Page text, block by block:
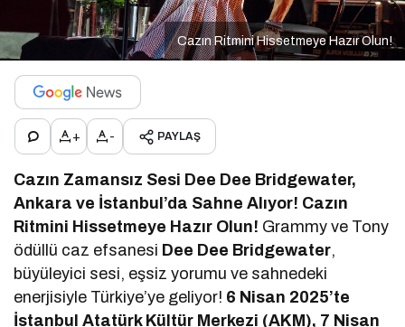
Cazın Ritmini Hissetmeye Hazır Olun!
+ - PAYLAŞ
Cazın Zamansız Sesi Dee Dee Bridgewater,
Ankara ve İstanbul’da Sahne Alıyor! Cazın
Ritmini Hissetmeye Hazır Olun! Grammy ve Tony
ödüllü caz efsanesi Dee Dee Bridgewater,
büyüleyici sesi, eşsiz yorumu ve sahnedeki
enerjisiyle Türkiye’ye geliyor! 6 Nisan 2025’te
İstanbul Atatürk Kültür Merkezi (AKM), 7 Nisan